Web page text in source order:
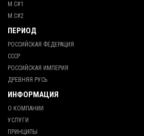
М.С#1
М.С#2
ПЕРИОД
РОССИЙСКАЯ ФЕДЕРАЦИЯ
СССР
РОССИЙСКАЯ ИМПЕРИЯ
ДРЕВНЯЯ РУСЬ
ИНФОРМАЦИЯ
О КОМПАНИИ
УСЛУГИ
ПРИНЦИПЫ